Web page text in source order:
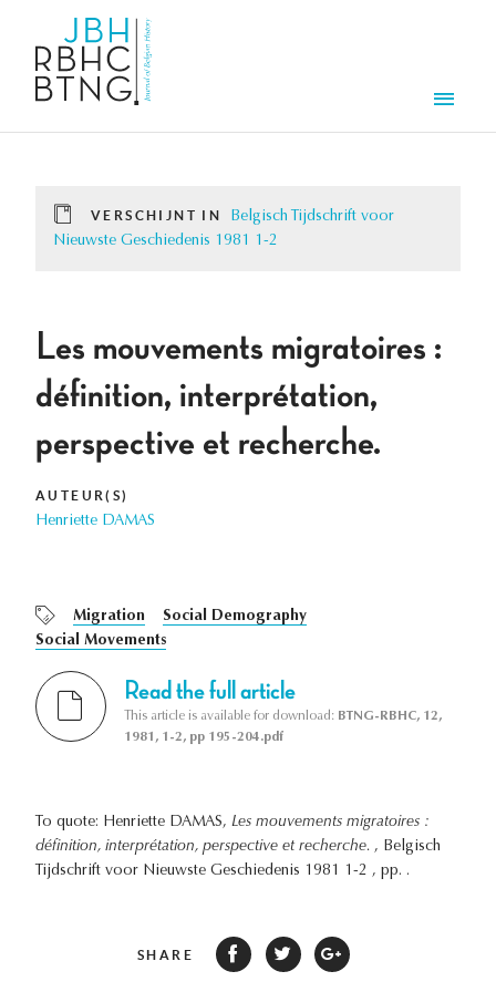
VERSCHIJNT IN
Belgisch Tijdschrift voor
Nieuwste Geschiedenis 1981 1-2
Les mouvements migratoires :
définition, interprétation,
perspective et recherche.
AUTEUR(S)
Henriette DAMAS
Migration
Social Demography
Social Movements
Read the full article
This article is available for download: BTNG-RBHC, 12,
1981, 1-2, pp 195-204.pdf
To quote: Henriette DAMAS, Les mouvements migratoires :
définition, interprétation, perspective et recherche. , Belgisch
Tijdschrift voor Nieuwste Geschiedenis 1981 1-2 , pp. .
SHARE